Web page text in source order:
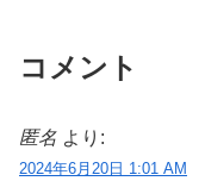
コメント
匿名 より:
2024年6月20日 1:01 AM